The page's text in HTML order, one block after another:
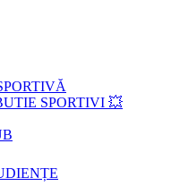
SPORTIVI 💥